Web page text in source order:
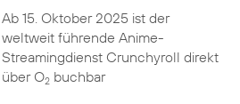
Ab 15. Oktober 2025 ist der
weltweit führende Anime-
Streamingdienst Crunchyroll direkt
über O2buchbar